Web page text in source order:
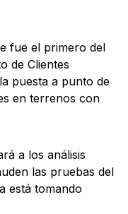
fue el primero del
de Clientes
puesta a punto de
en terrenos con
a los análisis
las pruebas del
está tomando